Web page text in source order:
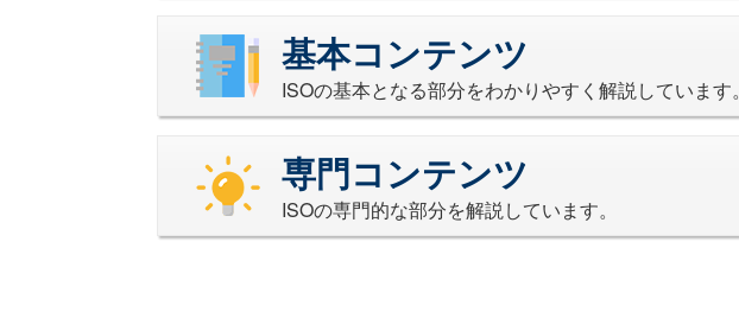
基本コンテンツ
ISOの基本となる部分をわかりやすく解説しています。
専門コンテンツ
ISOの専門的な部分を解説しています。